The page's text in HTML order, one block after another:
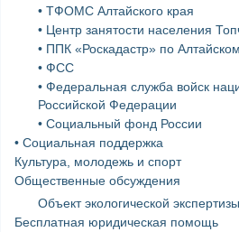
• ТФОМС Алтайского края
• Центр занятости населения
• ППК «Роскадастр» по
• ФСС
• Федеральная служба войск
Российской Федерации
• Социальный фонд России
• Социальная поддержка
Культура, молодежь и спорт
Общественные обсуждения
Объект экологической экспертизы
Бесплатная юридическая помощь